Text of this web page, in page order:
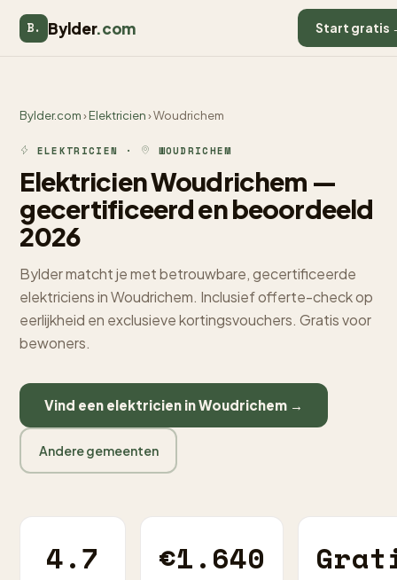
B. Bylder.com Start gratis
Bylder.com›Elektricien› Woudrichem
ELEKTRICIEN · WOUDRICHEM
Elektricien Woudrichem —
gecertificeerd en beoordeeld
2026
Bylder matcht je met betrouwbare, gecertificeerde
elektriciens in Woudrichem. Inclusief offerte-check op
eerlijkheid en exclusieve kortingsvouchers. Gratis voor
bewoners.
Vind een elektricien in Woudrichem →
Andere gemeenten
4.7 €1.640